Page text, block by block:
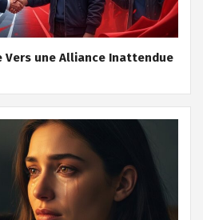
Vers une Alliance Inattendue